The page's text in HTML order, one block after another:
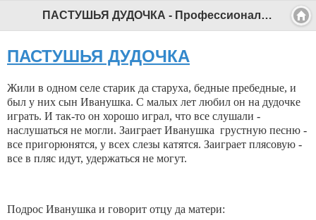
ПАСТУШЬЯ ДУДОЧКА - Профессиональный педагог
ПАСТУШЬЯ ДУДОЧКА
Жили в одном селе старик да старуха, бедные пребедные, и
был у них сын Иванушка. С малых лет любил он на дудочке
играть. И так-то он хорошо играл, что все слушали -
наслушаться не могли. Заиграет Иванушка грустную песню -
все пригорюнятся, у всех слезы катятся. Заиграет плясовую -
все в пляс идут, удержаться не могут.
Подрос Иванушка и говорит отцу да матери: